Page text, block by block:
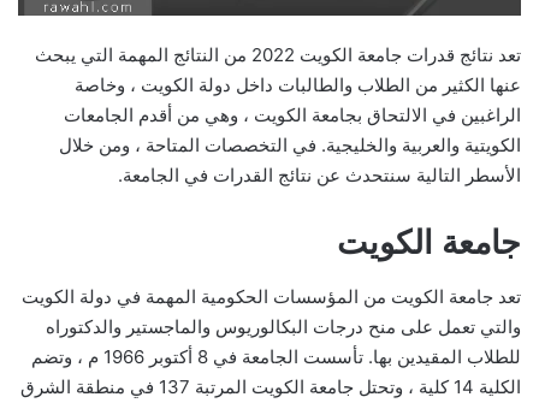
تعد نتائج قدرات جامعة الكويت 2022 من النتائج المهمة التي يبحث
عنها الكثير من الطلاب والطالبات داخل دولة الكويت ، وخاصة
الراغبين في الالتحاق بجامعة الكويت ، وهي من أقدم الجامعات
الكويتية والعربية والخليجية. في التخصصات المتاحة ، ومن خلال
الأسطر التالية سنتحدث عن نتائج القدرات في الجامعة.
جامعة الكويت
تعد جامعة الكويت من المؤسسات الحكومية المهمة في دولة الكويت
والتي تعمل على منح درجات البكالوريوس والماجستير والدكتوراه
للطلاب المقيدين بها. تأسست الجامعة في 8 أكتوبر 1966 م ، وتضم
الكلية 14 كلية ، وتحتل جامعة الكويت المرتبة 137 في منطقة الشرق